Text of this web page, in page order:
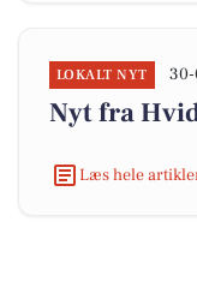
LOKALT NYT 30-
Nyt fra
Læs hele